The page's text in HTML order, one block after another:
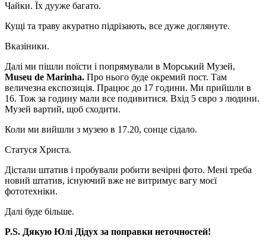
Чайки. Їх дууже багато.
Кущі та траву акуратно підрізають, все дуже доглянуте.
Вказіники.
Далі ми пішли поїсти і попрямували в Морський Музей,
Museu de Marinha. Про нього буде окремий пост. Там
величезна експозиція. Працює до 17 години. Ми прийшли в
16. Тож за годину мали все подивитися. Вхід 5 євро з людини.
Музей вартий, щоб сходити.
Коли ми вийшли з музею в 17.20, сонце сідало.
Статуся Христа.
Дістали штатив і пробували робити вечірні фото. Мені треба
новий штатив, існуючий вже не витримує вагу моєї
фототехніки.
Далі буде більше.
P.S. Дякую Юлі Дідух за поправки неточностей!